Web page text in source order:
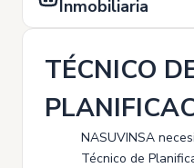
Inmobiliaria
TÉCNICO
NASUVINSA
Técnico de